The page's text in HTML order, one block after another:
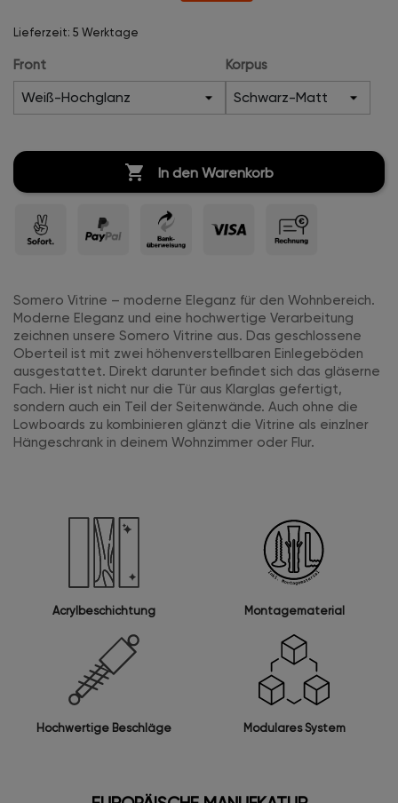
Lieferzeit: 5 Werktage
Front Korpus
 In den Warenkorb
Somero Vitrine – moderne Eleganz für den Wohnbereich.
Moderne Eleganz und eine hochwertige Verarbeitung
zeichnen unsere Somero Vitrine aus. Das geschlossene
Oberteil ist mit zwei höhenverstellbaren Einlegeböden
ausgestattet. Direkt darunter befindet sich das gläserne
Fach. Hier ist nicht nur die Tür aus Klarglas gefertigt,
sondern auch ein Teil der Seitenwände. Auch ohne die
Lowboards zu kombinieren glänzt die Vitrine als einzlner
Hängeschrank in deinem Wohnzimmer oder Flur.
Acrylbeschichtung Montagematerial
Hochwertige Beschläge Modulares System